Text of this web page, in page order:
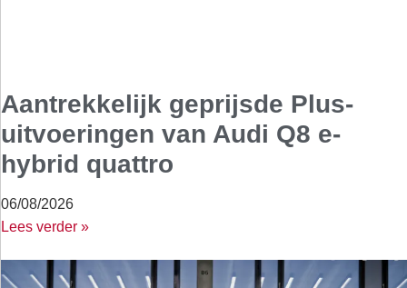
Aantrekkelijk geprijsde Plus-
uitvoeringen van Audi Q8 e-
hybrid quattro
06/08/2026
Lees verder »